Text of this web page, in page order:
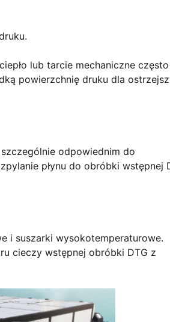
lub tarcie mechaniczne często
powierzchnię druku dla
odpowiednim do
płynu do obróbki wstępnej
i suszarki wysokotemperaturowe.
cieczy wstępnej obróbki DTG z